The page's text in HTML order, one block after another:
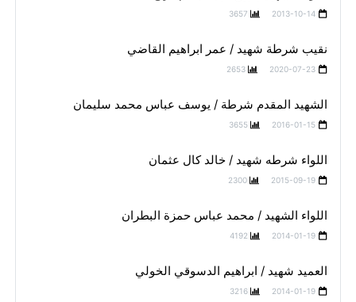
2013-10-14
3657
نقيب شرطة شهيد / عمر ابراهيم القاضي
2020-07-23
2653
الشهيد المقدم شرطة / يوسف عباس محمد سليمان
2016-01-15
3655
اللواء شرطه شهيد / خالد كال عثمان
2015-09-19
2300
اللواء الشهيد / محمد عباس حمزة البطران
2014-01-19
4192
العميد شهيد / ابراهيم الدسوقي الخولي
2014-01-19
3216